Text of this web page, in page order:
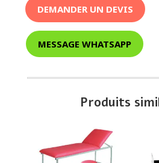
DEMANDER UN DEVIS
MESSAGE WHATSAPP
Produits